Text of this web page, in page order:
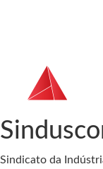
Sindicato da